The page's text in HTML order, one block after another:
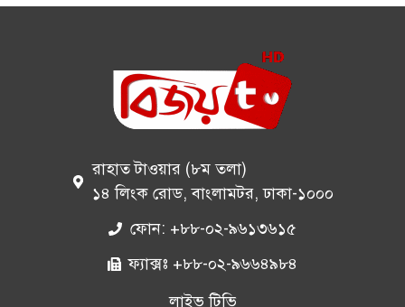
রাহাত টাওয়ার (৮ম তলা)
১৪ লিংক রোড, বাংলামটর, ঢাকা-১০০০
ফোন: +৮৮-০২-৯৬১৩৬১৫
ফ্যাক্সঃ +৮৮-০২-৯৬৬৪৯৮৪
লাইভ টিভি